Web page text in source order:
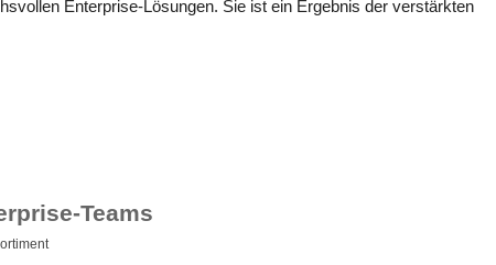
Enterprise-Lösungen. Sie ist ein Ergebnis der verstärkten
Teams